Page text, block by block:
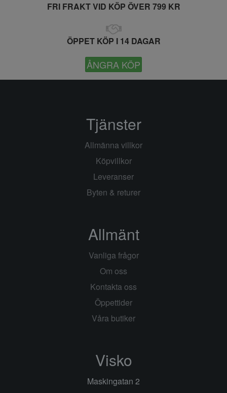
FRI FRAKT VID KÖP ÖVER 799 KR
ÖPPET KÖP I 14 DAGAR
ÅNGRA KÖP
Tjänster
Allmänna villkor
Köpvillkor
Leveranser
Byten & returer
Allmänt
Vanliga frågor
Om oss
Kontakta oss
Öppettider
Våra butiker
Visko
Maskingatan 2